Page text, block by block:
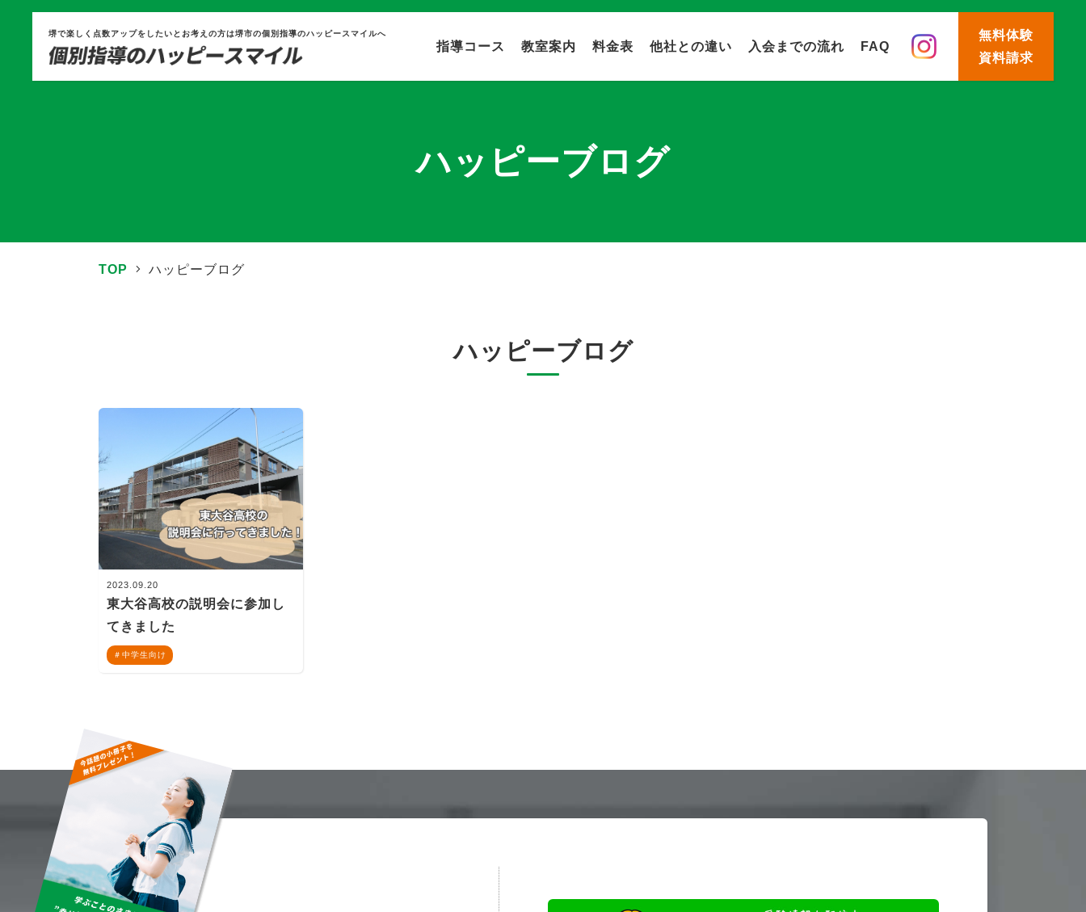
堺で楽しく点数アップをしたいとお考えの方は堺市の個別指導のハッピースマイルへ
指導コース 教室案内 料金表 他社との違い 入会までの流れ FAQ
無料体験
資料請求
ハッピーブログ
TOP ハッピーブログ
ハッピーブログ
2023.09.20
東大谷高校の説明会に参加し
てきました
中学生向け